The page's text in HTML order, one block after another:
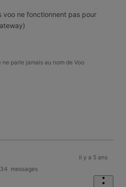
voo ne fonctionnent pas pour
parle jamais au nom de Voo
34 messages
il y a 5 ans